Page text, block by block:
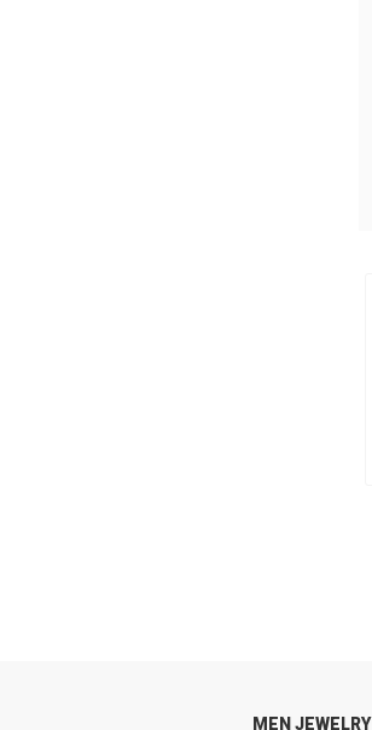
MEN JEWELRY